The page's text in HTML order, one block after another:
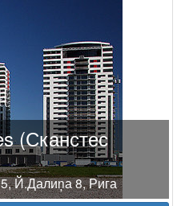
(Сканстес
Й.Далиņа 8, Рига